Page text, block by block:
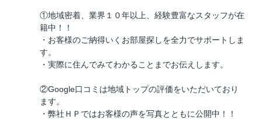
①地域密着、業界１０年以上、経験豊富なスタッフが在
籍中！！
・お客様のご納得いくお部屋探しを全力でサポートしま
す。
・実際に住んでみてわかることまでお伝えします。
②Google口コミは地域トップの評価をいただいており
ます。
・弊社ＨＰではお客様の声を写真とともに公開中！！